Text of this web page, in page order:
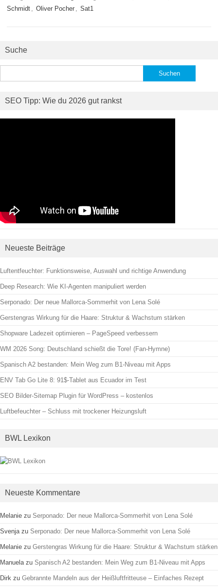
Schmidt , Oliver Pocher , Sat1
Suche
nach:
SEO Tipp: Wie du 2026 gut rankst
Neueste Beiträge
Luftentfeuchter: Funktionsweise, Auswahl und richtige Anwendung
Deep Research: Wie KI-Agenten manipuliert werden
Serponado: Der neue Mallorca-Sommerhit von Lena Solé
Gerstengras Wirkung für die Haare: Struktur & Wachstum stärken
Shopware Ladezeit optimieren – PageSpeed verbessern
WM 2026 Song: Deutschland schießt die Tore! (Fan-Hymne)
Spanisch A2 bestanden: Mein Weg zum B1-Niveau mit Apps
ENV Tab Go Lite 8: 91$-Tablet aus Ecuador im Test
SEO Bilder-Sitemap Plugin für WordPress – kostenlos
Luftbefeuchter – Schluss mit trockener Heizungsluft
BWL Lexikon
Neueste Kommentare
Melanie zu Serponado: Der neue Mallorca-Sommerhit von Lena Solé
Svenjazu Serponado: Der neue Mallorca-Sommerhit von Lena Solé
Melanie zu Gerstengras Wirkung für die Haare: Struktur & Wachstum stärken
Manuelazu Spanisch A2 bestanden: Mein Weg zum B1-Niveau mit Apps
Dirk zu Gebrannte Mandeln aus der Heißluftfritteuse – Einfaches Rezept